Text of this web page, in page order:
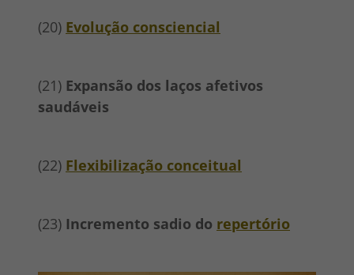
(20) Evolução consciencial
(21) Expansão dos laços afetivos
saudáveis
(22) Flexibilização conceitual
(23) Incremento sadio do repertório